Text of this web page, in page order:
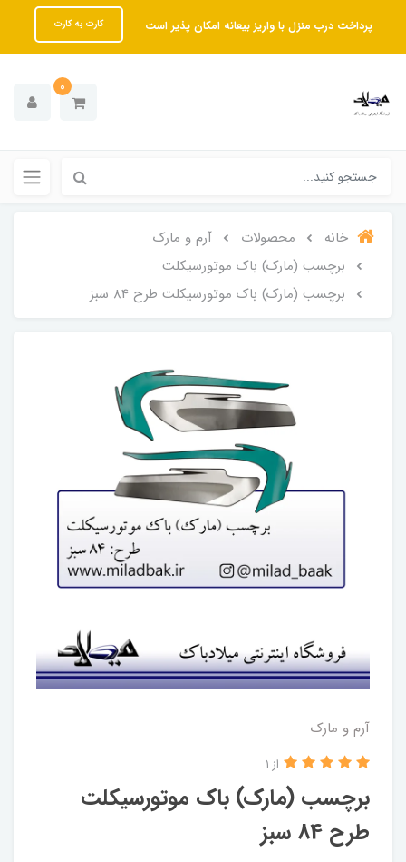
پرداخت درب منزل با واریز بیعانه امکان پذیر است کارت به کارت
0
خانه محصولات
آرم و مارک
برچسب (مارک) باک موتورسیکلت
برچسب (مارک) باک موتورسیکلت طرح 84 سبز
آرم و مارک
برچسب (مارک) باک موتورسیکلت
طرح 84 سبز
از 1